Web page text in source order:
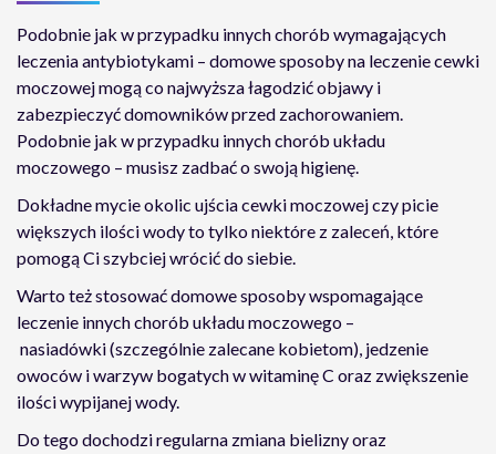
Podobnie jak w przypadku innych chorób wymagających
leczenia antybiotykami – domowe sposoby na leczenie cewki
moczowej mogą co najwyższa łagodzić objawy i
zabezpieczyć domowników przed zachorowaniem.
Podobnie jak w przypadku innych chorób układu
moczowego – musisz zadbać o swoją higienę.
Dokładne mycie okolic ujścia cewki moczowej czy picie
większych ilości wody to tylko niektóre z zaleceń, które
pomogą Ci szybciej wrócić do siebie.
Warto też stosować domowe sposoby wspomagające
leczenie innych chorób układu moczowego –
nasiadówki (szczególnie zalecane kobietom), jedzenie
owoców i warzyw bogatych w witaminę C oraz zwiększenie
ilości wypijanej wody.
Do tego dochodzi regularna zmiana bielizny oraz